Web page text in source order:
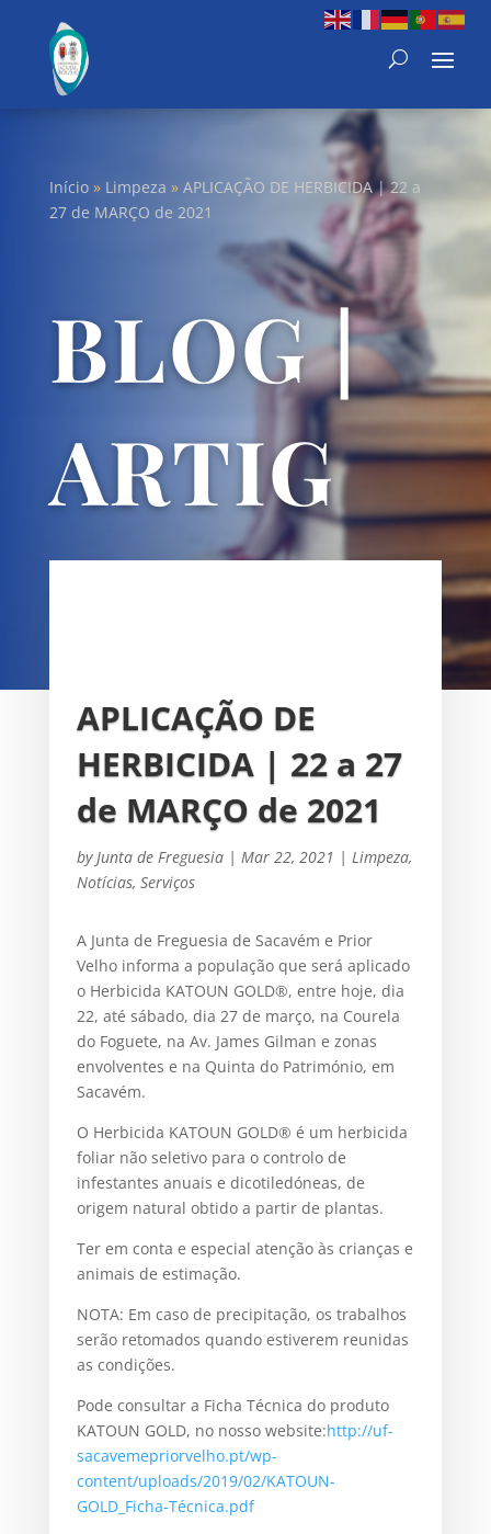
Início» Limpeza » APLICAÇÃO DE HERBICIDA | 22 a
27 de MARÇO de 2021
BLOG |
ARTIG
OS
APLICAÇÃO DE
HERBICIDA | 22 a 27
de MARÇO de 2021
by Junta de Freguesia| Mar 22, 2021 | Limpeza,
Notícias, Serviços
A Junta de Freguesia de Sacavém e Prior
Velho informa a população que será aplicado
o Herbicida KATOUN GOLD®, entre hoje, dia
22, até sábado, dia 27 de março, na Courela
do Foguete, na Av. James Gilman e zonas
envolventes e na Quinta do Património, em
Sacavém.
O Herbicida KATOUN GOLD® é um herbicida
foliar não seletivo para o controlo de
infestantes anuais e dicotiledóneas, de
origem natural obtido a partir de plantas.
Ter em conta e especial atenção às crianças e
animais de estimação.
NOTA: Em caso de precipitação, os trabalhos
serão retomados quando estiverem reunidas
as condições.
Pode consultar a Ficha Técnica do produto
KATOUN GOLD, no nosso website:http://uf-
sacavemepriorvelho.pt/wp-
content/uploads/2019/02/KATOUN-
GOLD_Ficha-Técnica.pdf